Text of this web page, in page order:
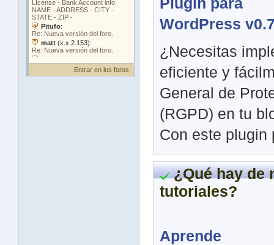
Entrar en los foros
WordPress
¿Necesitas
eficiente y
General de
(RGPD) en tu
Con este plugin
¿Qué hay de
tutoriales?
Aprende